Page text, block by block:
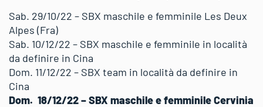
Sab. 29/10/22 – SBX maschile e femminile Les Deux
Alpes (Fra)
Sab. 10/12/22 – SBX maschile e femminile in località
da definire in Cina
Dom. 11/12/22 – SBX team in località da definire in
Cina
Dom. 18/12/22 – SBX maschile e femminile Cervinia